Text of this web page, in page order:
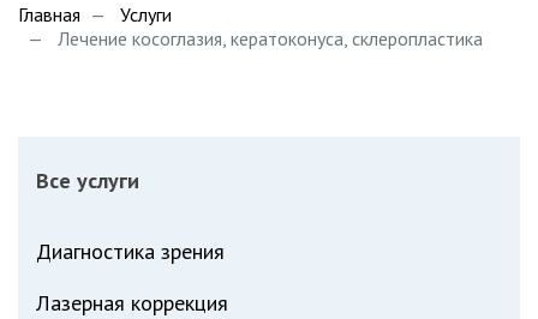
Главная
Услуги
Лечение косоглазия, кератоконуса, склеропластика
Все услуги
Диагностика зрения
Лазерная коррекция